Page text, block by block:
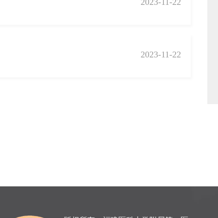
2023-11-22
2023-11-22